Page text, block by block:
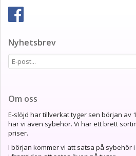
Nyhetsbrev
Om oss
E-slöjd har tillverkat tyger sen början av
har vi även sybehör. Vi har ett brett
priser.
I början kommer vi att satsa på sybehör